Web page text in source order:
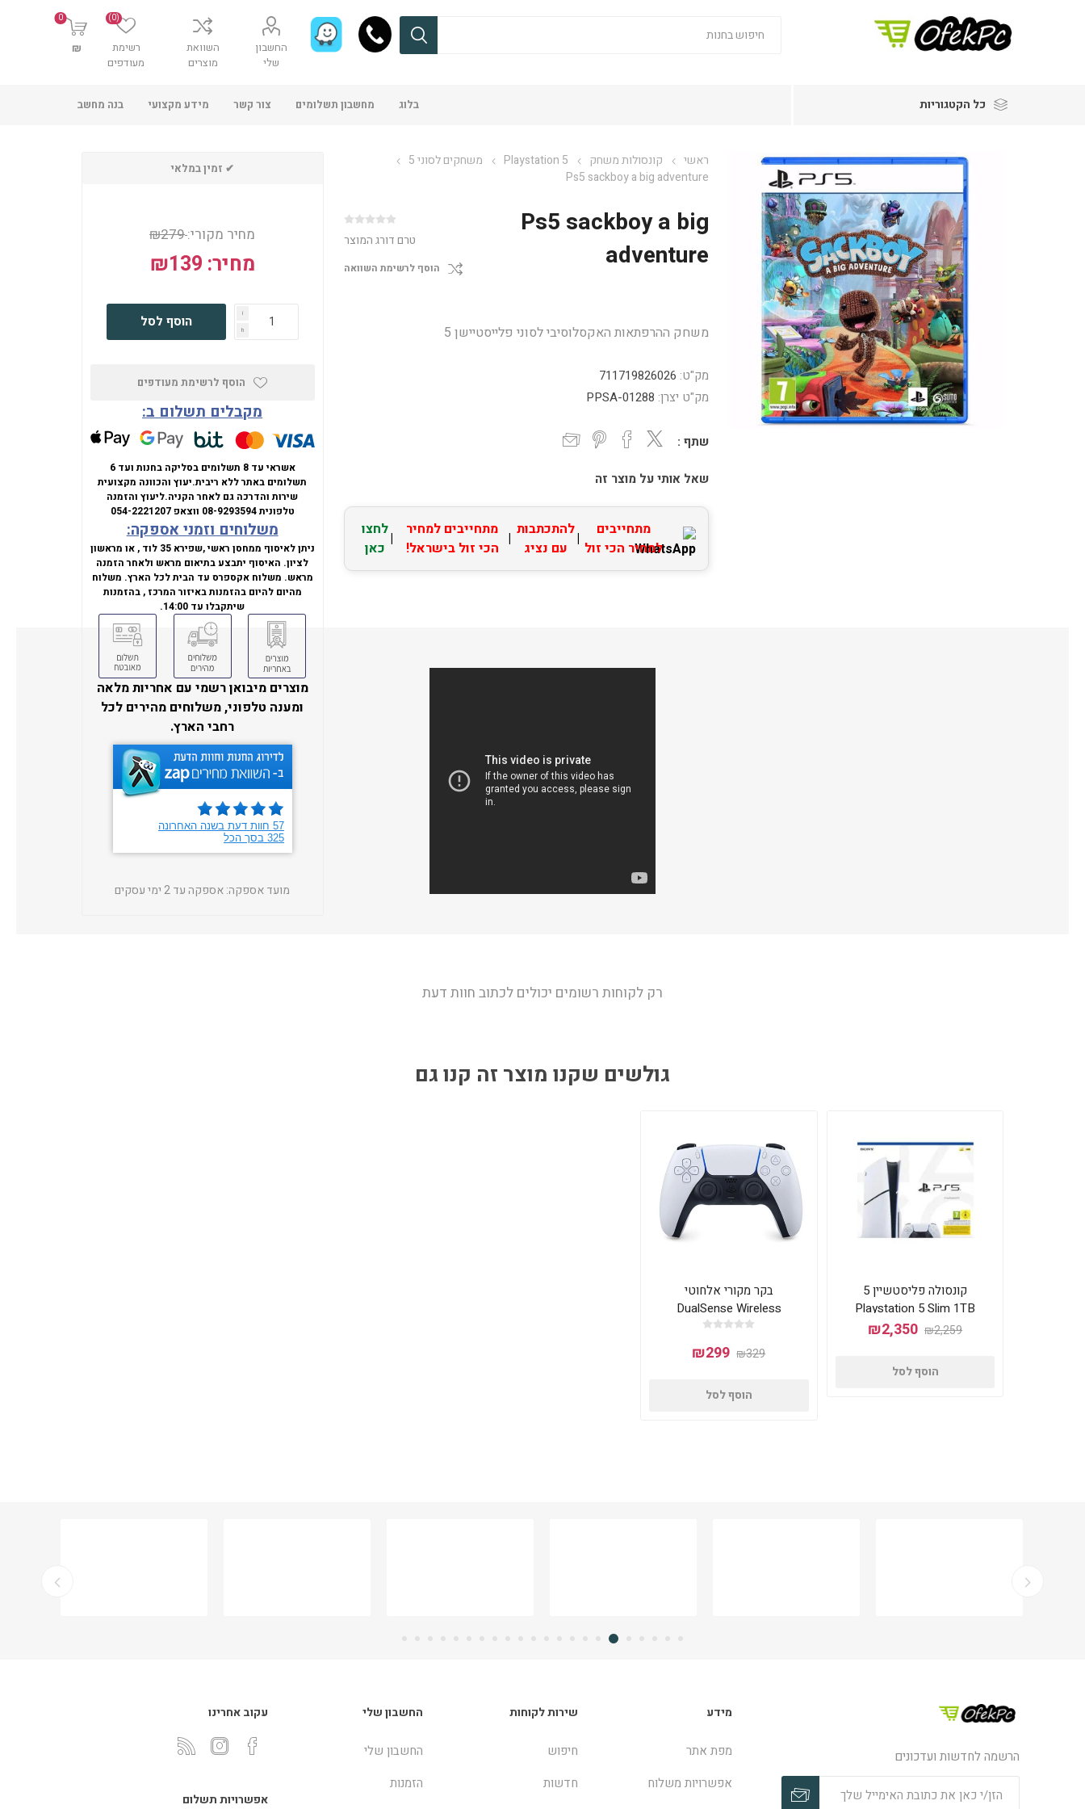
החשבון
שלי
השוואת
מוצרים
רשימת
מעודפים
(0)
0
₪
כל הקטגוריות בלוג מחשבון תשלומים צור קשר מידע מקצועי בנה מחשב
ראשי קונסולות משחק Playstation 5
משחקים לסוני 5
Ps5 sackboy a big adventure
Ps5 sackboy a big
adventure
טרם דורג המוצר
הוסף לרשימת השוואה
משחק ההרפתאות האקסלוסיבי לסוני פלייסטיישן 5
מק"ט: 711719826026
מק"ט יצרן: PPSA-01288
שתף :
שאל אותי על מוצר זה
מתחייבים
למחיר הכי זול |להתכתבות
עם נציג
| מתחייבים למחיר
הכי זול בישראל!
|לחצו
כאן
✔ זמין במלאי
מחיר מקורי:₪279
מחיר: ₪139
i
h הוסף לסל
הוסף לרשימת מעודפים
מקבלים תשלום ב:
אשראי עד 8 תשלומים בסליקה בחנות ועד 6
תשלומים באתר ללא ריבית.יעוץ והכוונה מקצועית
שירות והדרכה גם לאחר הקניה.ליעוץ והזמנה
טלפונית08-9293594 ווצאפ054-2221207
משלוחים וזמני אספקה:
ניתן לאיסוף ממחסן ראשי ,שפירא 35 לוד , או מראשון
לציון. האיסוף יתבצע בתיאום מראש ולאחר הזמנה
מראש. משלוח אקספרס עד הבית לכל הארץ. משלוח
מהיום להיום בהזמנות באיזור המרכז , בהזמנות
שיתקבלו עד 14:00.
מוצרים מיבואן רשמי עם אחריות מלאה
ומענה טלפוני, משלוחים מהירים לכל
רחבי הארץ.
מועד אספקה:אספקה עד 2 ימי עסקים
רק לקוחות רשומים יכולים לכתוב חוות דעת
גולשים שקנו מוצר זה קנו גם
קונסולה פליסטשיין 5
Playstation 5 Slim 1TB
Blu-Ray₪2,259
₪2,350
הוסף לסל
בקר מקורי אלחוטי
DualSense Wireless
Controller for PS5 לבן
₪329
₪299
הוסף לסל
הרשמה לחדשות ועדכונים
מידע
מפת אתר
אפשרויות משלוח
שירות לקוחות
חיפוש
חדשות
החשבון שלי
החשבון שלי
הזמנות
עקוב אחרינו
אפשרויות תשלום